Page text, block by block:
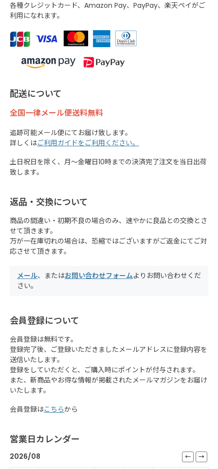
各種クレジットカード、Amazon Pay、PayPay、楽天ペイがご
利用になれます。
配送について
全国一律メール便送料無料
追跡可能メール便にてお届け致します。
詳しくはご利用ガイドをご利用ください。
土日祝日を除く、月～金曜日10時までの決済完了注文を当日出荷
致します。
返品・交換について
商品の間違い・初期不良の場合のみ、速やかに良品との交換とさ
せて頂きます。
万が一在庫切れの場合は、恐縮ではございますがご返金にてご対
応させて頂きます。
メール、またはお問い合わせフォームよりお問い合わせくだ
さい。
会員登録について
会員登録は無料です。
登録完了後、ご登録いただきましたメールアドレスに登録内容を
送信いたします。
登録をしていただくと、ご購入時にポイントが付与されます。
また、新商品やお得な情報が掲載されたメールマガジンをお届け
いたします。
会員登録はこちらから
営業日カレンダー
2026/08